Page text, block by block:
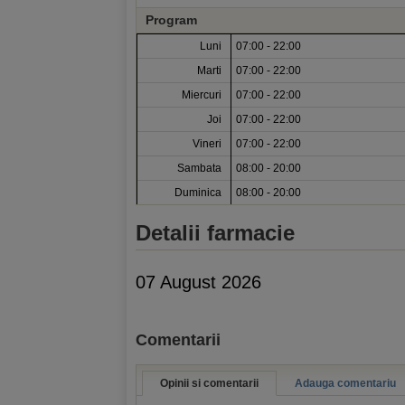
Program
Luni
07:00 - 22:00
Marti
07:00 - 22:00
Miercuri
07:00 - 22:00
Joi
07:00 - 22:00
Vineri
07:00 - 22:00
Sambata
08:00 - 20:00
Duminica
08:00 - 20:00
Detalii farmacie
07 August 2026
Comentarii
Opinii si comentarii Adauga comentariu